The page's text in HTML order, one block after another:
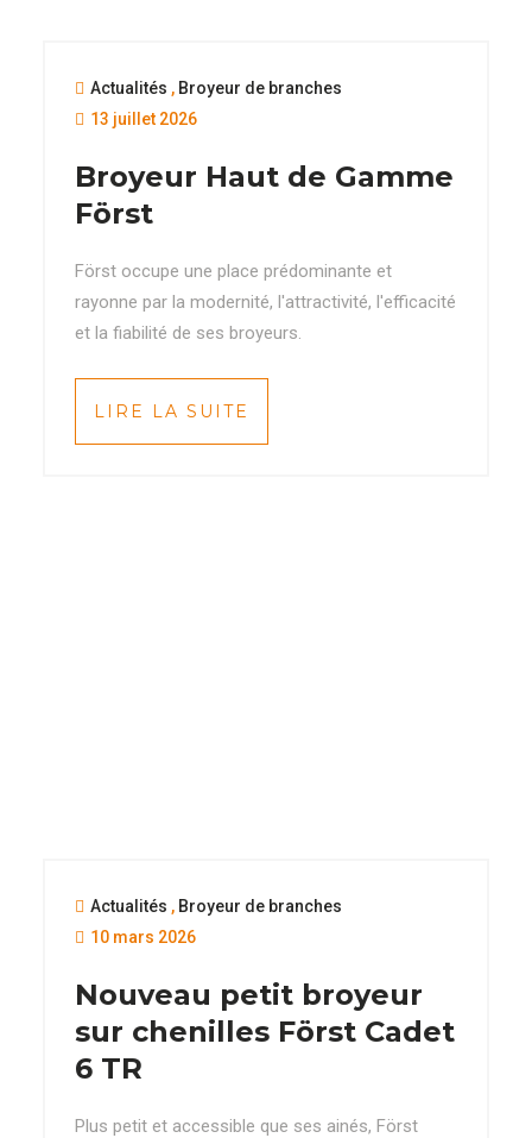
Actualités , Broyeur de branches
13 juillet 2026
Broyeur Haut de Gamme
Först
Först occupe une place prédominante et
rayonne par la modernité, l'attractivité, l'efficacité
et la fiabilité de ses broyeurs.
LIRE LA SUITE
Actualités , Broyeur de branches
10 mars 2026
Nouveau petit broyeur
sur chenilles Först Cadet
6 TR
Plus petit et accessible que ses ainés, Först